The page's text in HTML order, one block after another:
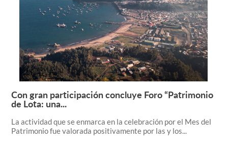
Leer más +
Con gran participación concluye Foro “Patrimonio
de Lota: una...
La actividad que se enmarca en la celebración por el Mes del
Patrimonio fue valorada positivamente por las y los...